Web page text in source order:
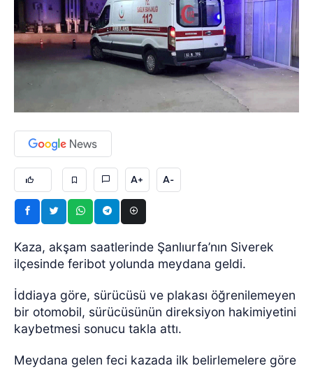
A+ A-
Kaza, akşam saatlerinde Şanlıurfa’nın Siverek
ilçesinde feribot yolunda meydana geldi.
İddiaya göre, sürücüsü ve plakası öğrenilemeyen
bir otomobil, sürücüsünün direksiyon hakimiyetini
kaybetmesi sonucu takla attı.
Meydana gelen feci kazada ilk belirlemelere göre